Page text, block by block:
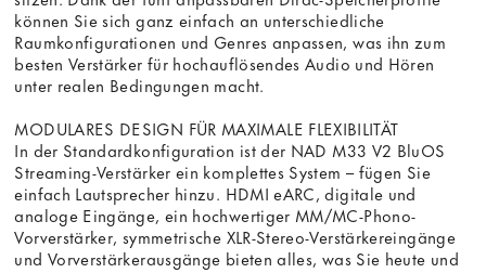
können Sie sich ganz einfach an unterschiedliche
Raumkonfigurationen und Genres anpassen, was ihn zum
besten Verstärker für hochauflösendes Audio und Hören
unter realen Bedingungen macht.
MODULARES DESIGN FÜR MAXIMALE FLEXIBILITÄT
In der Standardkonfiguration ist der NAD M33 V2 BluOS
Streaming-Verstärker ein komplettes System – fügen Sie
einfach Lautsprecher hinzu. HDMI eARC, digitale und
analoge Eingänge, ein hochwertiger MM/MC-Phono-
Vorverstärker, symmetrische XLR-Stereo-Verstärkereingänge
und Vorverstärkerausgänge bieten alles, was Sie heute und